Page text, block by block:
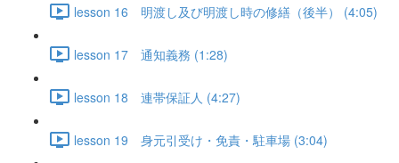
lesson 16 明渡し及び明渡し時の修繕（後半） (4:05)
lesson 17 通知義務 (1:28)
lesson 18 連帯保証人 (4:27)
lesson 19 身元引受け・免責・駐車場 (3:04)